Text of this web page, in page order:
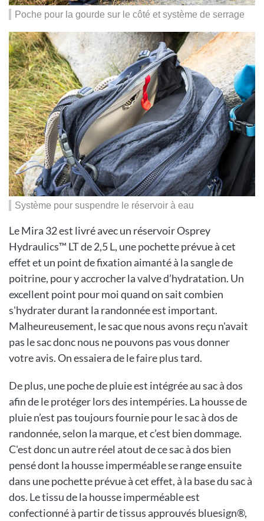
Poche pour la gourde sur le côté et système de serrage
Système pour suspendre le réservoir à eau
Le Mira 32 est livré avec un réservoir Osprey
Hydraulics™ LT de 2,5 L, une pochette prévue à cet
effet et un point de fixation aimanté à la sangle de
poitrine, pour y accrocher la valve d’hydratation. Un
excellent point pour moi quand on sait combien
s'hydrater durant la randonnée est important.
Malheureusement, le sac que nous avons reçu n'avait
pas le sac donc nous ne pouvons pas vous donner
votre avis. On essaiera de le faire plus tard.
De plus, une poche de pluie est intégrée au sac à dos
afin de le protéger lors des intempéries. La housse de
pluie n’est pas toujours fournie pour le sac à dos de
randonnée, selon la marque, et c’est bien dommage.
C'est donc un autre réel atout de ce sac à dos bien
pensé dont la housse imperméable se range ensuite
dans une pochette prévue à cet effet, à la base du sac à
dos. Le tissu de la housse imperméable est
confectionné à partir de tissus approuvés bluesign®,